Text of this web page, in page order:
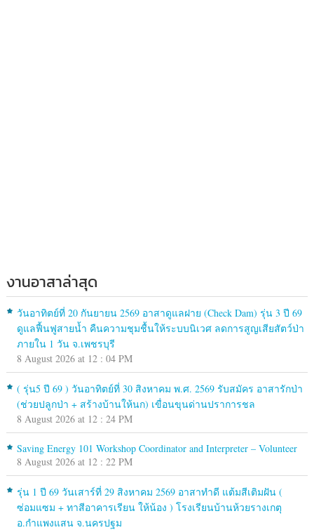
งานอาสาล่าสุด
วันอาทิตย์ที่ 20 กันยายน 2569 อาสาดูแลฝาย (Check Dam) รุ่น 3 ปี 69
ดูแลฟื้นฟูสายน้ำ คืนความชุมชื้นให้ระบบนิเวศ ลดการสูญเสียสัตว์ป่า
ภายใน 1 วัน จ.เพชรบุรี
8 August 2026 at 12 : 04 PM
( รุ่น5 ปี 69 ) วันอาทิตย์ที่ 30 สิงหาคม พ.ศ. 2569 รับสมัคร อาสารักป่า
(ช่วยปลูกป่า + สร้างบ้านให้นก) เขื่อนขุนด่านปราการชล
8 August 2026 at 12 : 24 PM
Saving Energy 101 Workshop Coordinator and Interpreter – Volunteer
8 August 2026 at 12 : 22 PM
รุ่น 1 ปี 69 วันเสาร์ที่ 29 สิงหาคม 2569 อาสาทำดี แต้มสีเติมฝัน (
ซ่อมแซม + ทาสีอาคารเรียน ให้น้อง ) โรงเรียนบ้านห้วยรางเกตุ
อ.กำแพงแสน จ.นครปฐม